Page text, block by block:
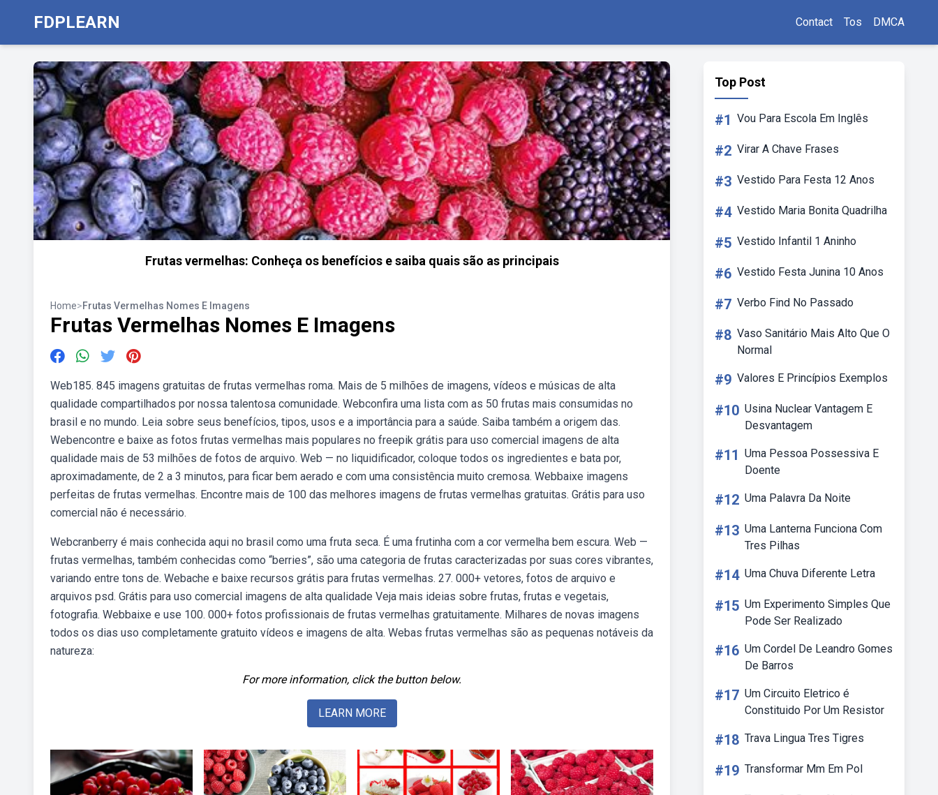
FDPLEARN Contact Tos DMCA
Frutas vermelhas: Conheça os benefícios e saiba quais são as principais
Home>Frutas Vermelhas Nomes E Imagens
Frutas Vermelhas Nomes E Imagens
Web185. 845 imagens gratuitas de frutas vermelhas roma. Mais de 5 milhões de imagens, vídeos e músicas de alta
qualidade compartilhados por nossa talentosa comunidade. Webconfira uma lista com as 50 frutas mais consumidas no
brasil e no mundo. Leia sobre seus benefícios, tipos, usos e a importância para a saúde. Saiba também a origem das.
Webencontre e baixe as fotos frutas vermelhas mais populares no freepik grátis para uso comercial imagens de alta
qualidade mais de 53 milhões de fotos de arquivo. Web — no liquidificador, coloque todos os ingredientes e bata por,
aproximadamente, de 2 a 3 minutos, para ficar bem aerado e com uma consistência muito cremosa. Webbaixe imagens
perfeitas de frutas vermelhas. Encontre mais de 100 das melhores imagens de frutas vermelhas gratuitas. Grátis para uso
comercial não é necessário.
Webcranberry é mais conhecida aqui no brasil como uma fruta seca. É uma frutinha com a cor vermelha bem escura. Web —
frutas vermelhas, também conhecidas como “berries”, são uma categoria de frutas caracterizadas por suas cores vibrantes,
variando entre tons de. Webache e baixe recursos grátis para frutas vermelhas. 27. 000+ vetores, fotos de arquivo e
arquivos psd. Grátis para uso comercial imagens de alta qualidade Veja mais ideias sobre frutas, frutas e vegetais,
fotografia. Webbaixe e use 100. 000+ fotos profissionais de frutas vermelhas gratuitamente. Milhares de novas imagens
todos os dias uso completamente gratuito vídeos e imagens de alta. Webas frutas vermelhas são as pequenas notáveis da
natureza:
For more information, click the button below.
LEARN MORE
Top Post
#1 Vou Para Escola Em Inglês
#2 Virar A Chave Frases
#3 Vestido Para Festa 12 Anos
#4 Vestido Maria Bonita Quadrilha
#5 Vestido Infantil 1 Aninho
#6 Vestido Festa Junina 10 Anos
#7 Verbo Find No Passado
#8 Vaso Sanitário Mais Alto Que O
Normal
#9 Valores E Princípios Exemplos
#10 Usina Nuclear Vantagem E
Desvantagem
#11 Uma Pessoa Possessiva E
Doente
#12 Uma Palavra Da Noite
#13 Uma Lanterna Funciona Com
Tres Pilhas
#14 Uma Chuva Diferente Letra
#15 Um Experimento Simples Que
Pode Ser Realizado
#16 Um Cordel De Leandro Gomes
De Barros
#17 Um Circuito Eletrico é
Constituido Por Um Resistor
#18 Trava Lingua Tres Tigres
#19 Transformar Mm Em Pol